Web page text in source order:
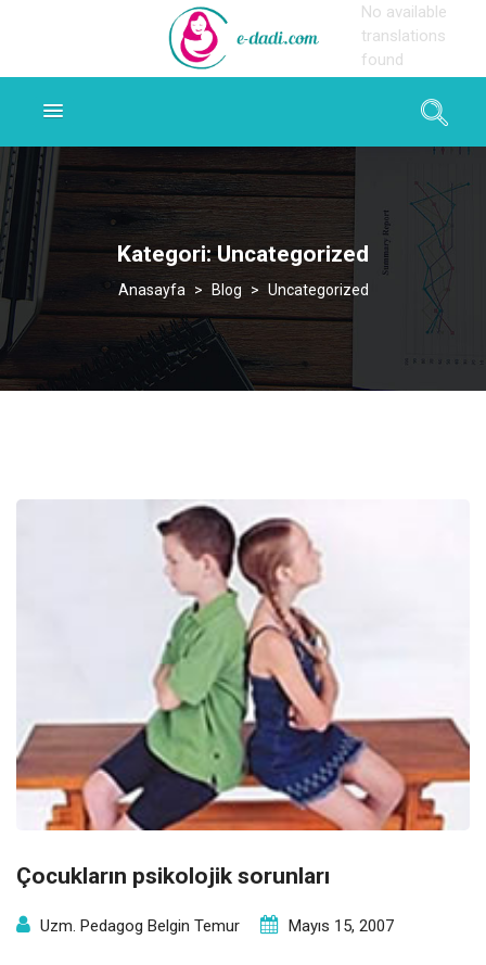
Kategori:Uncategorized
> Blog > Uncategorized
Çocukların psikolojik sorunları
Uzm. Pedagog Belgin Temur Mayıs 15, 2007
No available
translations
found